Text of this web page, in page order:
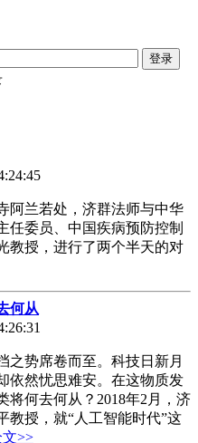
登录
阿兰若处，济群法师与中华
任委员、中国疾病预防控制
教授，进行了两个半天的对
何从
之势席卷而至。科技日新月
依然忧思难安。在这物质发
将何去何从？2018年2月，济
教授，就“人工智能时代”这
>>